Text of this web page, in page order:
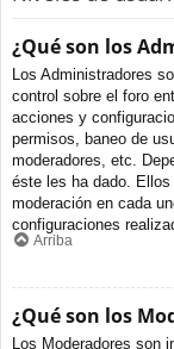
¿Qué son los
Los Administradores
control sobre el foro
acciones y
permisos, baneo de
moderadores, etc.
éste les ha dado.
moderación en cada
configuraciones
Arriba
¿Qué son los
Los Moderadores son